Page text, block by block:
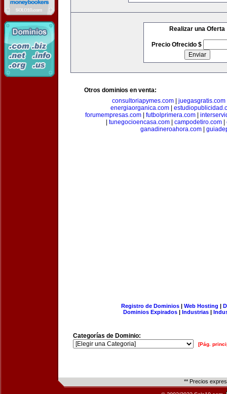
Realizar una Oferta
Precio Ofrecido $
Otros dominios en venta:
consultoriapymes.com
juegasgratis.com
energiaorganica.com|
forumempresas.com
futbolprimera.com
tunegocioencasa.com| campodetiro.com|
ganadineroahora.com|
Registro de Dominios| Web Hosting |
Dominios Expirados | Industrias |
Categorías de Dominio:
[Pág.
** Precios